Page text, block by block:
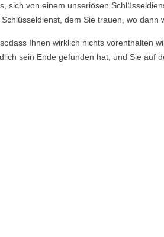
sich von einem unseriösen
dem Sie trauen, wo
Ihnen wirklich nichts vorenthalten
sein Ende gefunden hat, und Sie auf